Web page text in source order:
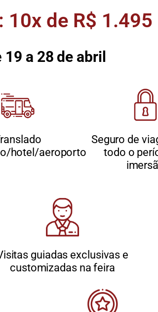
10x de R$ 1.495
19 a 28 de abril
hotel/aeroporto
Seguro de
todo o
guiadas exclusivas e
customizadas na feira